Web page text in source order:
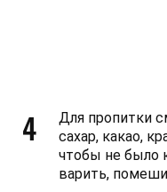
4
Для пропитки
сахар, какао,
чтобы не было
варить,